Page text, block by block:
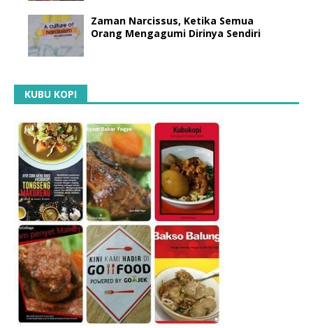
Zaman Narcissus, Ketika Semua
Orang Mengagumi Dirinya Sendiri
KUBU KOPI